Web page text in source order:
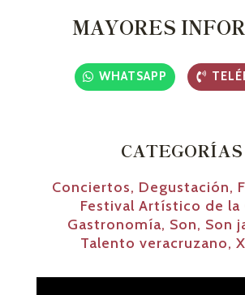
MAYORES
WHATSAPP
CATEGORÍAS
Conciertos, Degustación,
Festival Artístico de la
Gastronomía, Son, Son
Talento veracruzano,